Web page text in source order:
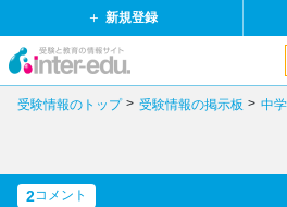
新規登録
受験情報のトップ 受験情報の掲示板 中
2コメント